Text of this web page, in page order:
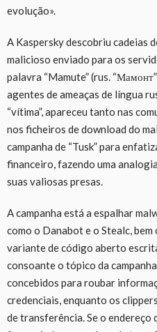
evolução».
A Kaspersky descobriu cadeias
malicioso enviado para os
palavra “Mamute” (rus.
agentes de ameaças de língua
“vítima”, apareceu tanto nas
nos ficheiros de download do
campanha de “Tusk” para
financeiro, fazendo uma
suas valiosas presas.
A campanha está a espalhar
como o Danabot e o Stealc, bem
variante de código aberto
consoante o tópico da
concebidos para roubar
credenciais, enquanto os
de transferência. Se o endereço